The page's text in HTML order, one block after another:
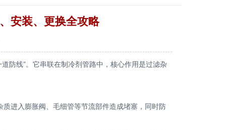
安装、更换全攻略
防线”。它串联在制冷剂管路中，核心作用是过滤杂
进入膨胀阀、毛细管等节流部件造成堵塞，同时防